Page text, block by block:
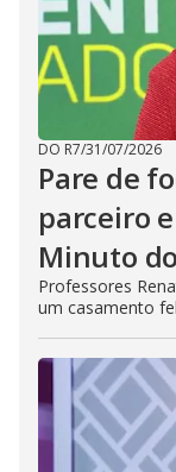
DO R7/31/07/2026
Pare de
parceiro
Minuto
Professores
um casamento